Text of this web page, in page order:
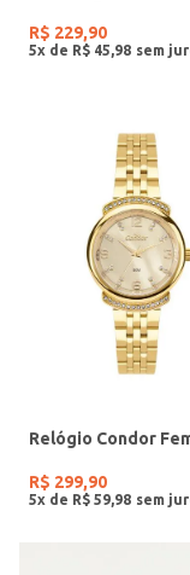
R$ 229,90
5x de R$ 45 98
R$ 299,90
5x de R$ 59 98